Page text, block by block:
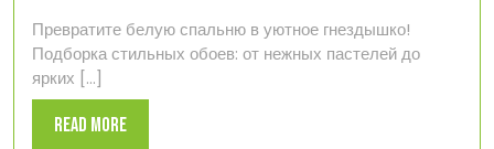
белой
спальни
Превратите белую спальню в уютное гнездышко!
Подборка стильных обоев: от нежных пастелей до
ярких [...]
Read MoreRead